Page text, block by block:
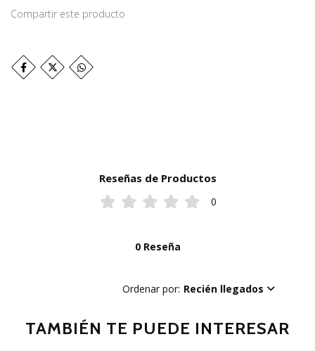
Compartir este producto
Reseñas de Productos
0
0 Reseña
Ordenar por: Recién llegados
TAMBIÉN TE PUEDE INTERESAR